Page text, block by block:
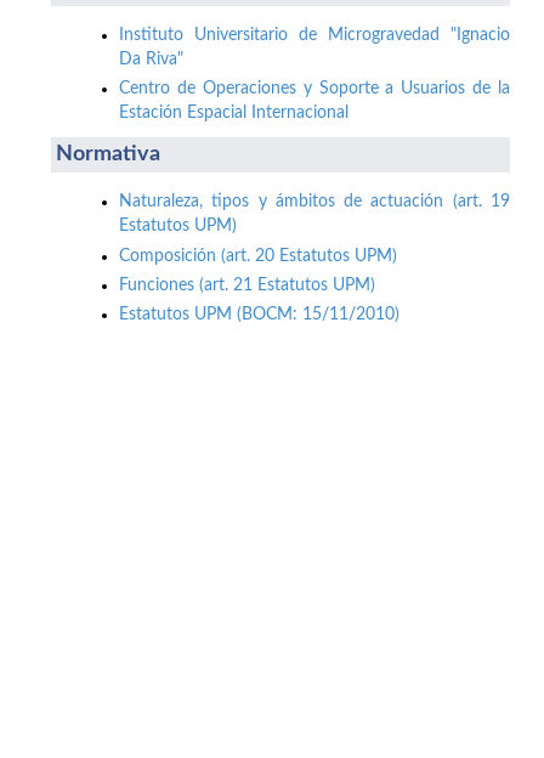
Instituto Universitario de Microgravedad "Ignacio
Da Riva"
Centro de Operaciones y Soporte a Usuarios de la
Estación Espacial Internacional
Normativa
Naturaleza, tipos y ámbitos de actuación (art. 19
Estatutos UPM)
Composición (art. 20 Estatutos UPM)
Funciones (art. 21 Estatutos UPM)
Estatutos UPM (BOCM: 15/11/2010)